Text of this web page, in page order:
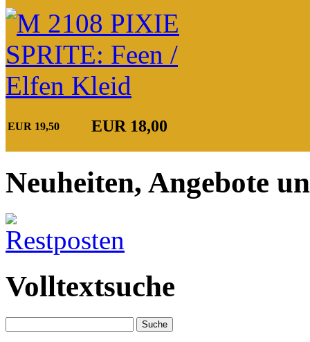
EUR 19,50 EUR 18,00
Neuheiten, Angebote
Volltextsuche